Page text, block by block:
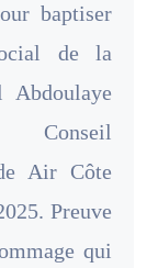
baptiser
de la
Conseil
Air Côte
Preuve
qui